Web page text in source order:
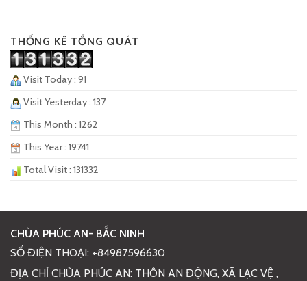
THỐNG KÊ TỔNG QUÁT
Visit Today : 91
Visit Yesterday : 137
This Month : 1262
This Year : 19741
Total Visit : 131332
CHÙA PHÚC AN- BẮC NINH
SỐ ĐIỆN THOẠI: +84987596630
ĐỊA CHỈ CHÙA PHÚC AN: THÔN AN ĐỘNG, XÃ LẠC VỆ ,